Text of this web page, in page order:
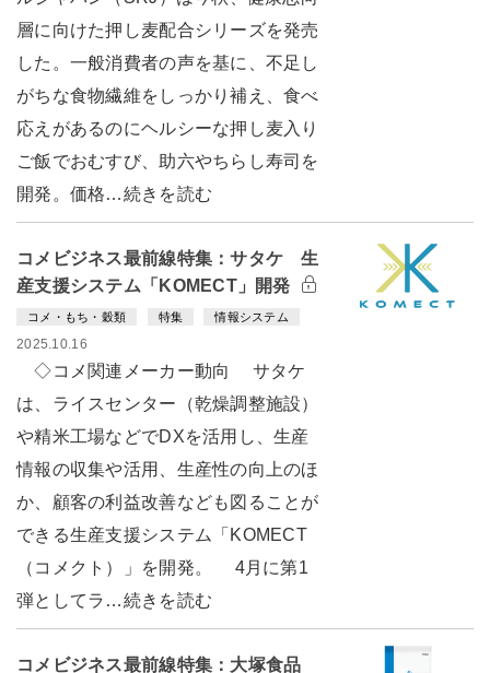
層に向けた押し麦配合シリーズを発売
した。一般消費者の声を基に、不足し
がちな食物繊維をしっかり補え、食べ
応えがあるのにヘルシーな押し麦入り
ご飯でおむすび、助六やちらし寿司を
開発。価格…続きを読む
コメビジネス最前線特集：サタケ 生
産支援システム「KOMECT」開発
コメ・もち・穀類 特集 情報システム
2025.10.16
◇コメ関連メーカー動向 サタケ
は、ライスセンター（乾燥調整施設）
や精米工場などでDXを活用し、生産
情報の収集や活用、生産性の向上のほ
か、顧客の利益改善なども図ることが
できる生産支援システム「KOMECT
（コメクト）」を開発。 4月に第1
弾としてラ…続きを読む
コメビジネス最前線特集：大塚食品